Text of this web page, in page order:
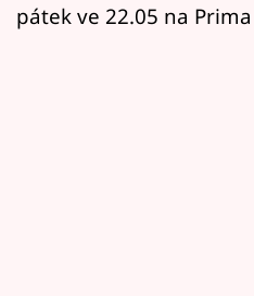
Sledujte nás
pátek ve 22.05 na Prima